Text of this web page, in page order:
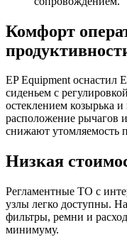
Комфорт
EP Equipment оснастил
сиденьем с
остеклением козырька
расположение рычагов
снижают утомляемость
Низкая
Регламентные ТО с
узлы легко доступны.
фильтры, ремни и
минимуму.